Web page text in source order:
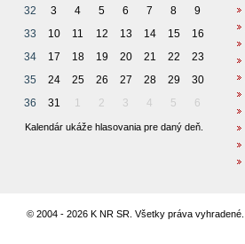
32
3 4 5 6 7 8
9
33
10 11 12 13 14 15
16
34
17 18 19 20 21 22
23
35
24 25 26 27 28 29
30
36
31 1 2 3 4 5 6
Kalendár ukáže hlasovania pre daný deň.
© 2004 - 2026 K NR SR. Všetky práva vyhradené.